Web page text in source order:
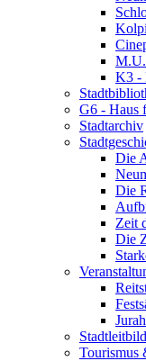
K3 -
G6 - Haus
Stadtarchiv
Die
Die
Zeit
Die
Stadtleitbild
Tourismus